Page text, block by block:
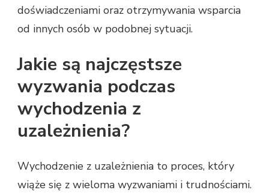
doświadczeniami oraz otrzymywania wsparcia
od innych osób w podobnej sytuacji.
Jakie są najczęstsze
wyzwania podczas
wychodzenia z
uzależnienia?
Wychodzenie z uzależnienia to proces, który
wiąże się z wieloma wyzwaniami i trudnościami.